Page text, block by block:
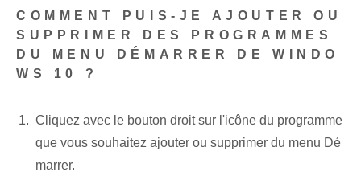
COMMENT PUIS-JE AJOUTER OU
SUPPRIMER DES PROGRAMMES
DU MENU DÉMARRER DE WINDO
WS 10 ?
Cliquez avec le bouton droit sur l'icône du programme
que vous souhaitez ajouter ou supprimer du menu Dé
marrer.